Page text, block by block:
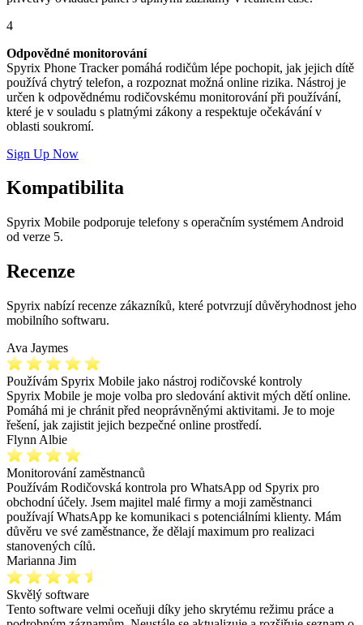
4
Odpovědné monitorování
Spyrix Phone Tracker pomáhá rodičům lépe pochopit, jak jejich dítě
používá chytrý telefon, a rozpoznat možná online rizika. Nástroj je
určen k odpovědnému rodičovskému monitorování při používání,
které je v souladu s platnými zákony a respektuje očekávání v
oblasti soukromí.
Sign Up Now
Kompatibilita
Spyrix Mobile podporuje telefony s operačním systémem Android
od verze 5.
Recenze
Spyrix nabízí recenze zákazníků, které potvrzují důvěryhodnost jeho
mobilního softwaru.
Ava Jaymes
Používám Spyrix Mobile jako nástroj rodičovské kontroly
Spyrix Mobile je moje volba pro sledování aktivit mých dětí online.
Pomáhá mi je chránit před neoprávněnými aktivitami. Je to moje
řešení, jak zajistit jejich bezpečné online prostředí.
Flynn Albie
Monitorování zaměstnanců
Používám Rodičovská kontrola pro WhatsApp od Spyrix pro
obchodní účely. Jsem majitel malé firmy a moji zaměstnanci
používají WhatsApp ke komunikaci s potenciálními klienty. Mám
důvěru ve své zaměstnance, že dělají maximum pro realizaci
stanovených cílů.
Marianna Jim
Skvělý software
Tento software velmi oceňuji díky jeho skrytému režimu práce a